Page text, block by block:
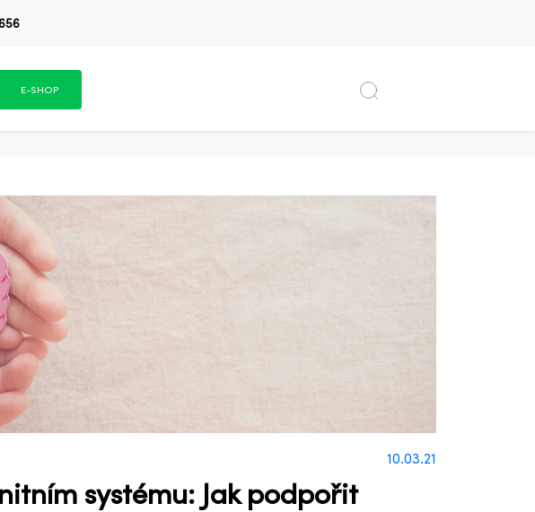
E-SHOP
10.03.21
systému: Jak podpořit